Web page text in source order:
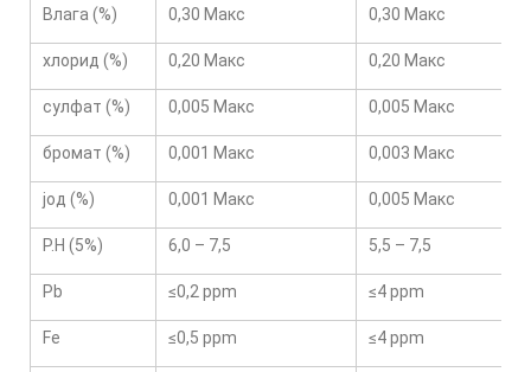
Влага (%) 0,30 Макс 0,30 Макс
хлорид (%) 0,20 Макс 0,20 Макс
сулфат (%) 0,005 Макс 0,005 Макс
бромат (%) 0,001 Макс 0,003 Макс
јод (%) 0,001 Макс 0,005 Макс
P.H (5%) 6,0 – 7,5 5,5 – 7,5
Pb ≤0,2 ppm ≤4 ppm
Fe ≤0,5 ppm ≤4 ppm